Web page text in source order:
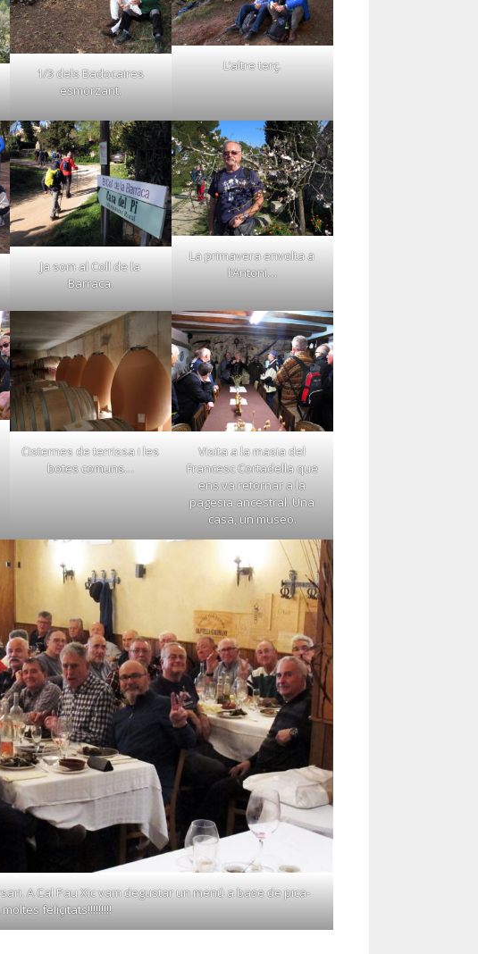
1/3 dels Badocaires
esmorzant.
L’altre terç.
Ja som al Coll de la
Barraca.
La primavera envolta a
l’Antoni…
Cisternes de terrissa i les
botes comuns…
Visita a la masia del
Francesc Cortadella que
ens va retornar a la
pagesia ancestral. Una
casa, un museo.
A Cal Pau Xic vam degustar un menú a base de pica-
feliçitats!!!!!!!!!